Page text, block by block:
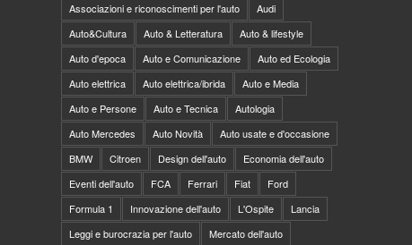
Associazioni e riconoscimenti per l'auto
Audi
Auto&Cultura
Auto & Letteratura
Auto & lifestyle
Auto d'epoca
Auto e Comunicazione
Auto ed Ecologia
Auto elettrica
Auto elettrica/ibrida
Auto e Media
Auto e Persone
Auto e Tecnica
Autologia
Auto Mercedes
Auto Novità
Auto usate e d'occasione
BMW
Citroen Design dell'auto
Economia dell'auto
Eventi dell'auto
FCA Ferrari Fiat
Ford
Formula 1
Innovazione dell'auto L'Ospite
Lancia
Leggi e burocrazia per l'auto
Mercato dell'auto